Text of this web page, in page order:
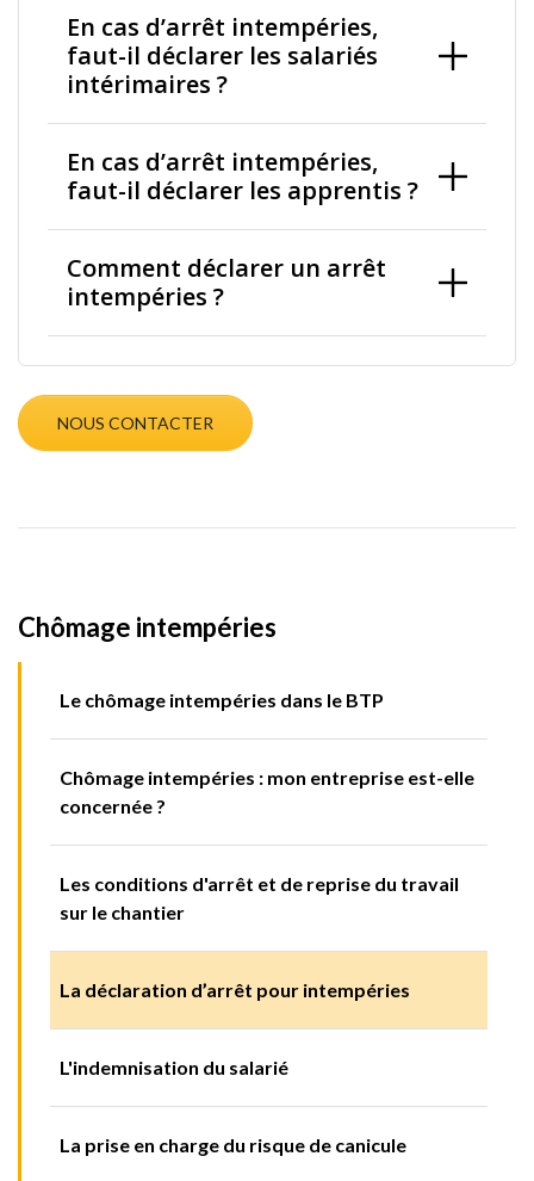
En cas d’arrêt intempéries,
faut-il déclarer les salariés
intérimaires ?
En cas d’arrêt intempéries,
faut-il déclarer les apprentis ?
Comment déclarer un arrêt
intempéries ?
NOUS CONTACTER
Chômage intempéries
Le chômage intempéries dans le BTP
Chômage intempéries : mon entreprise est-elle
concernée ?
Les conditions d'arrêt et de reprise du travail
sur le chantier
La déclaration d’arrêt pour intempéries
L'indemnisation du salarié
La prise en charge du risque de canicule